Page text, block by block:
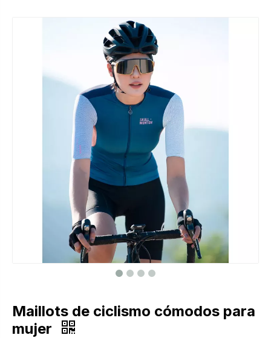
Todo lo que tus hijos necesitan para nadar este verano
2023-11-16
Sumérgete en el estilo: las mejores tendencias en trajes de baño para niños de la temporada
La guía definitiva de trajes de baño para niños: comodidad, diseño y seguridad
Una guía completa de trajes de baño para niños: comodidad, estilo y seguridad para divertirse bajo el sol
Maillots de ciclismo cómodos para
mujer